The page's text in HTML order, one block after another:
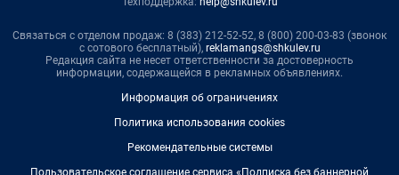
Связаться с отделом продаж: 8 (383) 212-52-52, 8 (800) 200-03-83 (звонок
с сотового бесплатный), reklamangs@shkulev.ru
Редакция сайта не несет ответственности за достоверность
информации, содержащейся в рекламных объявлениях.
Информация об ограничениях
Политика использования cookies
Рекомендательные системы
Пользовательское соглашение сервиса «Подписка без баннерной